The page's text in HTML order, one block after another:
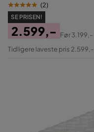
(2)
SE PRISEN!
Pris
2.599,-
Original
Før3.199,-
Tidligere laveste pris 2.599,-